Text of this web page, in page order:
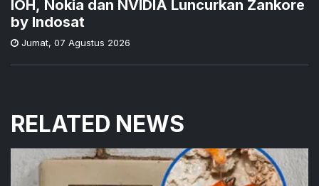
IOH, Nokia dan NVIDIA Luncurkan Zankore
by Indosat
Jumat, 07 Agustus 2026
RELATED NEWS